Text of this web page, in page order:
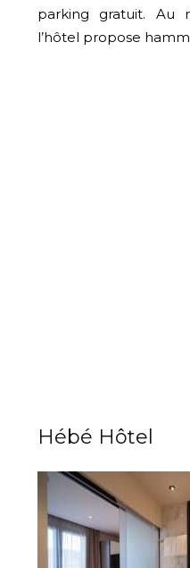
parking gratuit. Au
l’hôtel propose
Hébé Hôtel